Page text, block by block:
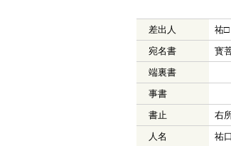
差出人
祐□
宛名書
寳
端裏書
事書
書止
右
人名
祐